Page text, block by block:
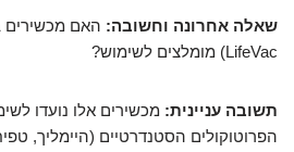
שאלה אחרונה וחשובה: האם מכשירים
LifeVac) מומלצים לשימוש?
תשובה עניינית: מכשירים אלו נועדו
הפרוטוקולים הסטנדרטיים (היימליך,